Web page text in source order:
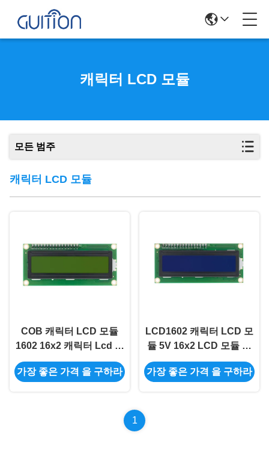
캐릭터 LCD 모듈
모든 범주
캐릭터 LCD 모듈
COB 캐릭터 LCD 모듈
1602 16x2 캐릭터 Lcd 노
란 스크린 16x2 LCD 디스
플레이 모듈
가장 좋은 가격 을 구하라
LCD1602 캐릭터 LCD 모
듈 5V 16x2 LCD 모듈 블
루 스크린 I2c 16x2 아두
이노 LCD 디스플레이 모
가장 좋은 가격 을 구하라
1